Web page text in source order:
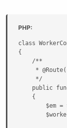
PHP:
class
{
    /**
*
     */
public
    {
$em =